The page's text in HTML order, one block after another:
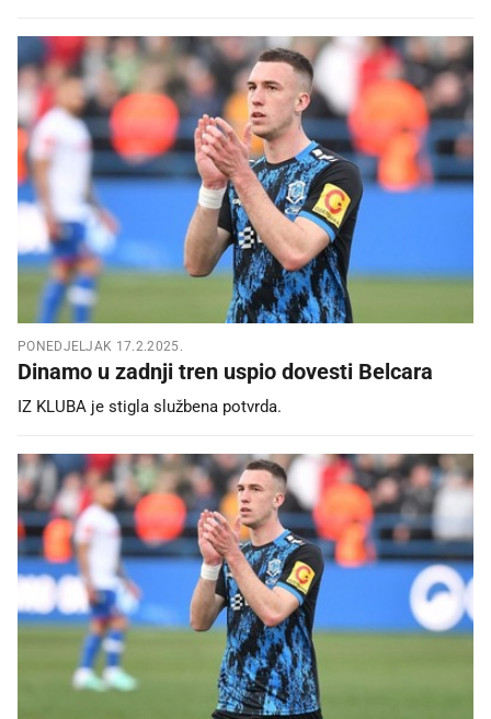
PONEDJELJAK 17.2.2025.
Dinamo u zadnji tren uspio dovesti Belcara
IZ KLUBA je stigla službena potvrda.